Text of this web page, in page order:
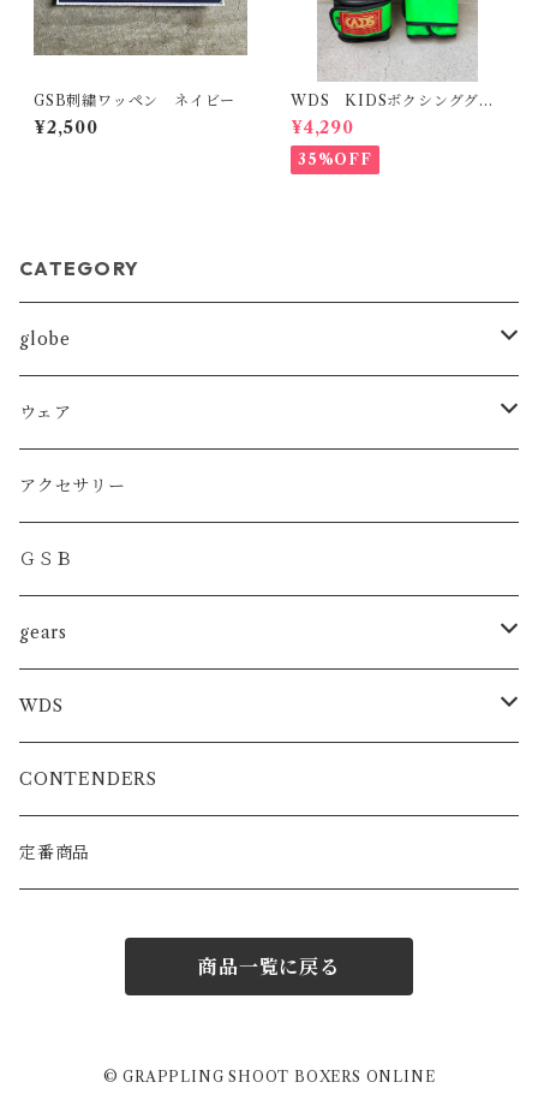
GSB刺繍ワッペン ネイビー
¥2,500
WDS KIDSボクシンググロ
ーブ M
¥4,290
35%OFF
CATEGORY
globe
MMA
BOXING
KICKBOXING
トレーニンググローブ
スパーリンググローブ
SHOOTBOXING
JIU-JITSU
KARATE
ウェア
DRYT
DRYトレーニングショーツ
ファイトショーツ
アクセサリー
ＧＳＢ
gears
MMA
BOXING/MUAYTHAY
ATHRETE
スパーリンググローブ
WDS
スパーリンググローブ
MMAグローブ
CONTENDERS
定番商品
商品一覧に戻る
© GRAPPLING SHOOT BOXERS ONLINE